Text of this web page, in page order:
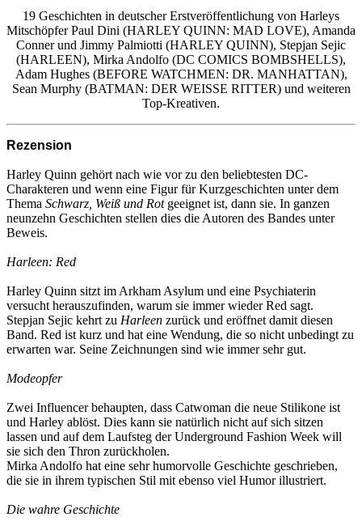
19 Geschichten in deutscher Erstveröffentlichung von Harleys
Mitschöpfer Paul Dini (HARLEY QUINN: MAD LOVE), Amanda
Conner und Jimmy Palmiotti (HARLEY QUINN), Stepjan Sejic
(HARLEEN), Mirka Andolfo (DC COMICS BOMBSHELLS),
Adam Hughes (BEFORE WATCHMEN: DR. MANHATTAN),
Sean Murphy (BATMAN: DER WEISSE RITTER) und weiteren
Top-Kreativen.
Rezension
Harley Quinn gehört nach wie vor zu den beliebtesten DC-
Charakteren und wenn eine Figur für Kurzgeschichten unter dem
Thema Schwarz, Weiß und Rotgeeignet ist, dann sie. In ganzen
neunzehn Geschichten stellen dies die Autoren des Bandes unter
Beweis.
Harleen: Red
Harley Quinn sitzt im Arkham Asylum und eine Psychiaterin
versucht herauszufinden, warum sie immer wieder Red sagt.
Stepjan Sejic kehrt zu Harleen zurück und eröffnet damit diesen
Band. Red ist kurz und hat eine Wendung, die so nicht unbedingt zu
erwarten war. Seine Zeichnungen sind wie immer sehr gut.
Modeopfer
Zwei Influencer behaupten, dass Catwoman die neue Stilikone ist
und Harley ablöst. Dies kann sie natürlich nicht auf sich sitzen
lassen und auf dem Laufsteg der Underground Fashion Week will
sie sich den Thron zurückholen.
Mirka Andolfo hat eine sehr humorvolle Geschichte geschrieben,
die sie in ihrem typischen Stil mit ebenso viel Humor illustriert.
Die wahre Geschichte